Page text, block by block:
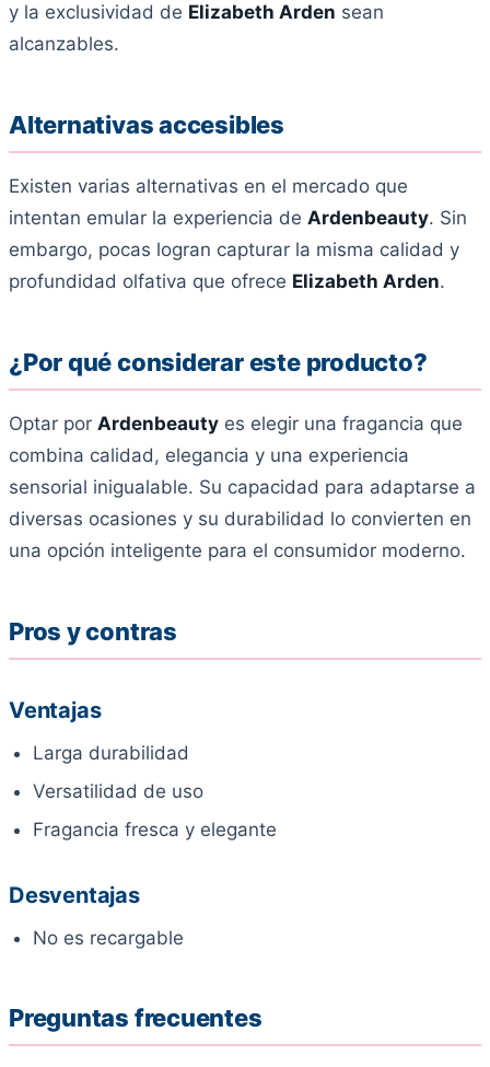
y la exclusividad de Elizabeth Arden sean
alcanzables.
Alternativas accesibles
Existen varias alternativas en el mercado que
intentan emular la experiencia de Ardenbeauty. Sin
embargo, pocas logran capturar la misma calidad y
profundidad olfativa que ofrece Elizabeth Arden.
¿Por qué considerar este producto?
Optar por Ardenbeauty es elegir una fragancia que
combina calidad, elegancia y una experiencia
sensorial inigualable. Su capacidad para adaptarse a
diversas ocasiones y su durabilidad lo convierten en
una opción inteligente para el consumidor moderno.
Pros y contras
Ventajas
Larga durabilidad
Versatilidad de uso
Fragancia fresca y elegante
Desventajas
No es recargable
Preguntas frecuentes